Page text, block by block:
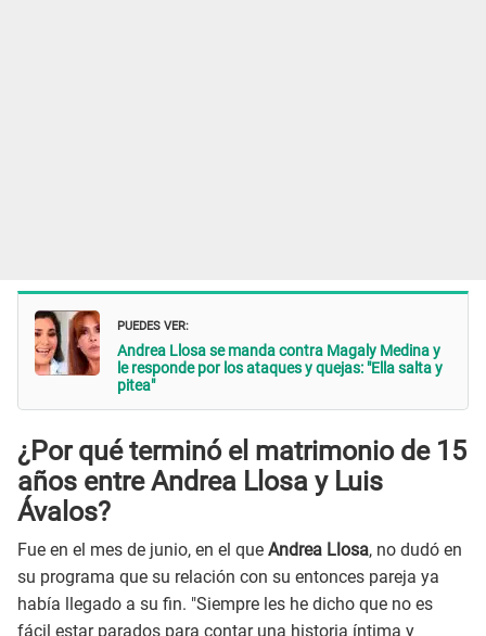
PUEDES VER:
Andrea Llosa se manda contra Magaly Medina y
le responde por los ataques y quejas: "Ella salta y
pitea"
¿Por qué terminó el matrimonio de 15
años entre Andrea Llosa y Luis
Ávalos?
Fue en el mes de junio, en el que Andrea Llosa, no dudó en
su programa que su relación con su entonces pareja ya
había llegado a su fin. "Siempre les he dicho que no es
fácil estar parados para contar una historia íntima y